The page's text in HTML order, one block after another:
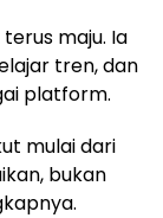
maju. Ia
tren, dan
platform.
mulai dari
bukan